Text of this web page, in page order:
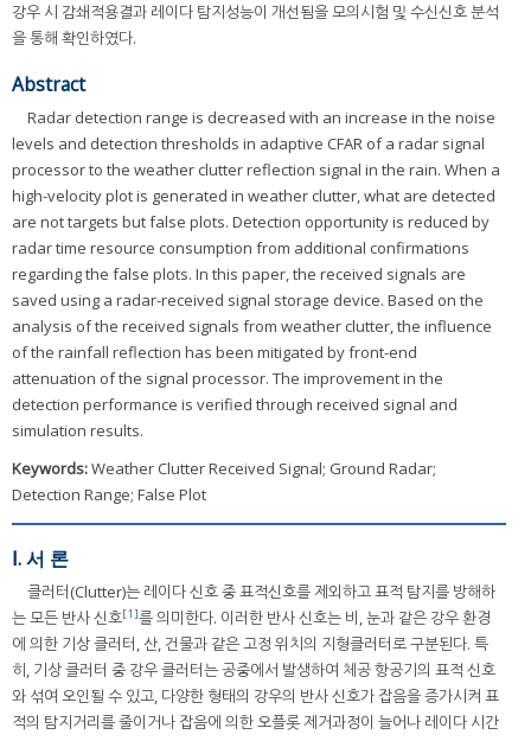
강우 시 감쇄적용결과 레이다 탐지성능이 개선됨을 모의시험 및 수신신호 분석
을 통해 확인하였다.
Abstract
Radar detection range is decreased with an increase in the noise
levels and detection thresholds in adaptive CFAR of a radar signal
processor to the weather clutter reflection signal in the rain. When a
high-velocity plot is generated in weather clutter, what are detected
are not targets but false plots. Detection opportunity is reduced by
radar time resource consumption from additional confirmations
regarding the false plots. In this paper, the received signals are
saved using a radar-received signal storage device. Based on the
analysis of the received signals from weather clutter, the influence
of the rainfall reflection has been mitigated by front-end
attenuation of the signal processor. The improvement in the
detection performance is verified through received signal and
simulation results.
Keywords:Weather Clutter Received Signal; Ground Radar;
Detection Range; False Plot
Ⅰ. 서 론
클러터(Clutter)는 레이다 신호 중 표적신호를 제외하고 표적 탐지를 방해하
는 모든 반사 신호[1]를 의미한다. 이러한 반사 신호는 비, 눈과 같은 강우 환경
에 의한 기상 클러터, 산, 건물과 같은 고정 위치의 지형클러터로 구분된다. 특
히, 기상 클러터 중 강우 클러터는 공중에서 발생하여 체공 항공기의 표적 신호
와 섞여 오인될 수 있고, 다양한 형태의 강우의 반사 신호가 잡음을 증가시켜 표
적의 탐지거리를 줄이거나 잡음에 의한 오플롯 제거과정이 늘어나 레이다 시간